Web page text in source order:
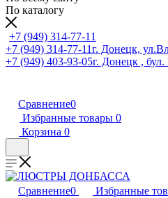
По каталогу
+7 (949) 314-77-11
+7 (949) 314-77-11г. Донецк,
+7 (949) 403-93-05г. Донецк ,
Сравнение0
Избранные товары 0
Корзина 0
Сравнение0 Избранные